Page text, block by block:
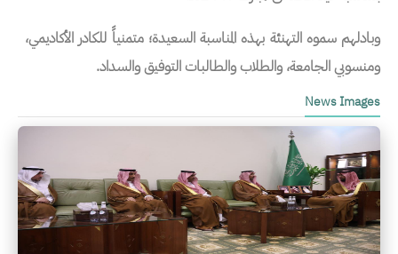
وبادلهم سموه التهنئة بهذه المناسبة السعيدة؛ متمنياً للكادر الأكاديمي،
ومنسوبي الجامعة، والطلاب والطالبات التوفيق والسداد.
News Images
الصورة